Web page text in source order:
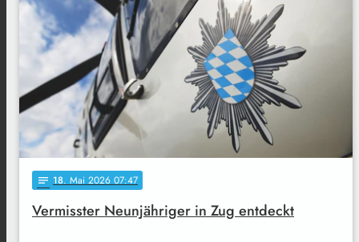
notes 18. Mai 2026 07:47
Vermisster Neunjähriger in Zug entdeckt